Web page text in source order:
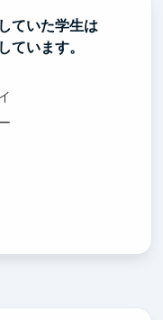
ていた学生は
ています。